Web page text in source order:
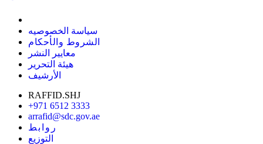
سياسة الخصوصيه
الشروط والأحكام
معايير النشر
هيئة التحرير
الأرشيف
RAFFID.SHJ
+971 6512 3333
arrafid@sdc.gov.ae
روابط
التوزيع